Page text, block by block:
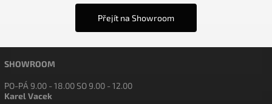
Přejít na Showroom
SHOWROOM
PO-PÁ 9.00 - 18.00 SO 9.00 - 12.00
Karel Vacek